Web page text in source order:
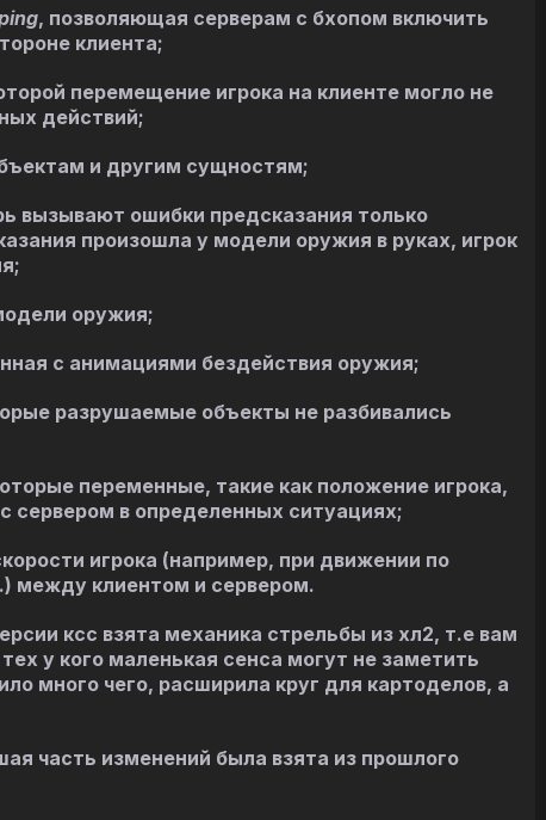
, позволяющая серверам с бхопом включить
клиента;
перемещение игрока на клиенте могло не
действий;
и другим сущностям;
вызывают ошибки предсказания только
произошла у модели оружия в руках, игрок
оружия;
с анимациями бездействия оружия;
разрушаемые объекты не разбивались
переменные, такие как положение игрока,
сервером в определенных ситуациях;
игрока (например, при движении по
между клиентом и сервером.
ксс взята механика стрельбы из хл2, т.е вам
у кого маленькая сенса могут не заметить
много чего, расширила круг для картоделов, а
часть изменений была взята из прошлого